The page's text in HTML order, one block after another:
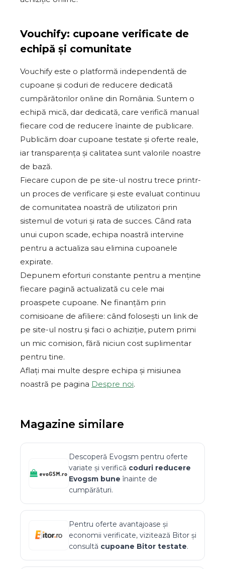
Vouchify: cupoane verificate de
echipă și comunitate
Vouchify este o platformă independentă de
cupoane și coduri de reducere dedicată
cumpărătorilor online din România. Suntem o
echipă mică, dar dedicată, care verifică manual
fiecare cod de reducere înainte de publicare.
Publicăm doar cupoane testate și oferte reale,
iar transparența și calitatea sunt valorile noastre
de bază.
Fiecare cupon de pe site-ul nostru trece printr-
un proces de verificare și este evaluat continuu
de comunitatea noastră de utilizatori prin
sistemul de voturi și rata de succes. Când rata
unui cupon scade, echipa noastră intervine
pentru a actualiza sau elimina cupoanele
expirate.
Depunem eforturi constante pentru a menține
fiecare pagină actualizată cu cele mai
proaspete cupoane. Ne finanțăm prin
comisioane de afiliere: când folosești un link de
pe site-ul nostru și faci o achiziție, putem primi
un mic comision, fără niciun cost suplimentar
pentru tine.
Aflați mai multe despre echipa și misiunea
noastră pe pagina Despre noi.
Magazine similare
Descoperă Evogsm pentru oferte
variate și verifică coduri reducere
Evogsm bune înainte de
cumpărături.
Pentru oferte avantajoase și
economii verificate, vizitează Bitor și
consultă cupoane Bitor testate.